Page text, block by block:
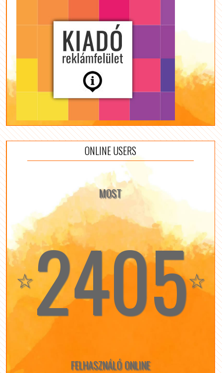
ONLINE USERS
MOST
☆2405☆
FELHASZNÁLÓ ONLINE